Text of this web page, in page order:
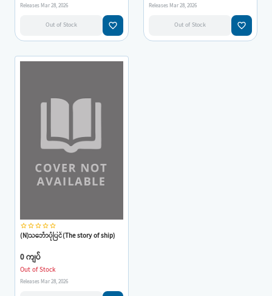
Releases Mar 28, 2026
Out of Stock favorite_border
Releases Mar 28, 2026
Out of Stock favorite_border
star_borderstar_borderstar_borderstar_borderstar_border
(N)သင်္ဘောပုံပြင်(The story of ship)
0 ကျပ်
Out of Stock
Releases Mar 28, 2026